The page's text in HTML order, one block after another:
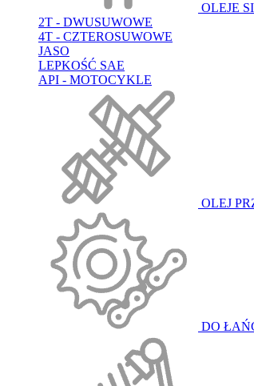
OLEJE
2T - DWUSUWOWE
4T - CZTEROSUWOWE
JASO
LEPKOŚĆ SAE
API - MOTOCYKLE
OLEJ
DO